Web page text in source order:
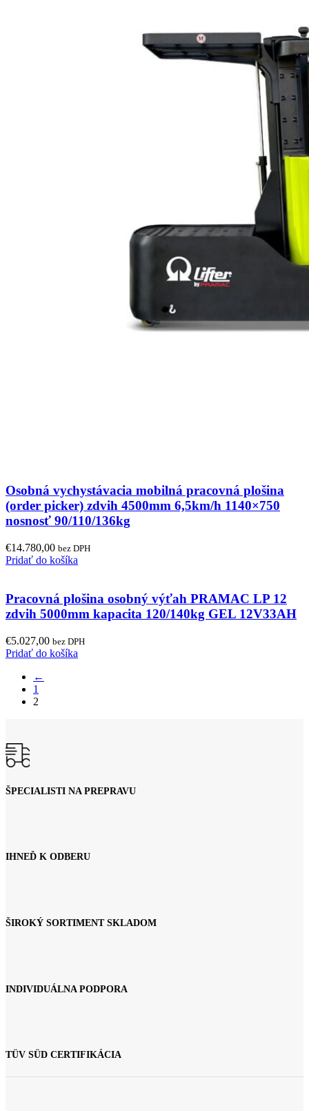
Osobná vychystávacia mobilná pracovná plošina
(order picker) zdvih 4500mm 6,5km/h 1140×750
nosnosť 90/110/136kg
€14.780,00 bez DPH
Pridať do košíka
Pracovná plošina osobný výťah PRAMAC LP 12
zdvih 5000mm kapacita 120/140kg GEL 12V33AH
€5.027,00 bez DPH
Pridať do košíka
←
1
2
ŠPECIALISTI NA PREPRAVU
IHNEĎ K ODBERU
ŠIROKÝ SORTIMENT SKLADOM
INDIVIDUÁLNA PODPORA
TÜV SÜD CERTIFIKÁCIA